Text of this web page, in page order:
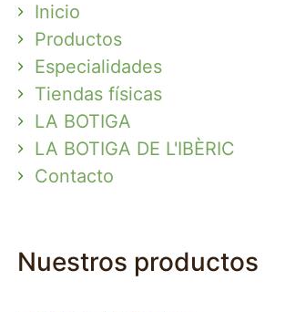
Inicio
Productos
Especialidades
Tiendas físicas
LA BOTIGA
LA BOTIGA DE L'IBÈRIC
Contacto
Nuestros productos